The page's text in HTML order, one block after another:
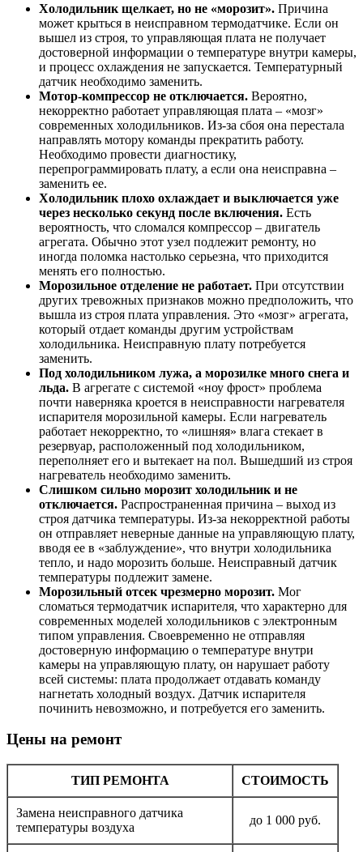
Холодильник щелкает, но не «морозит». Причина
может крыться в неисправном термодатчике. Если он
вышел из строя, то управляющая плата не получает
достоверной информации о температуре внутри камеры,
и процесс охлаждения не запускается. Температурный
датчик необходимо заменить.
Мотор-компрессор не отключается. Вероятно,
некорректно работает управляющая плата – «мозг»
современных холодильников. Из-за сбоя она перестала
направлять мотору команды прекратить работу.
Необходимо провести диагностику,
перепрограммировать плату, а если она неисправна –
заменить ее.
Холодильник плохо охлаждает и выключается уже
через несколько секунд после включения. Есть
вероятность, что сломался компрессор – двигатель
агрегата. Обычно этот узел подлежит ремонту, но
иногда поломка настолько серьезна, что приходится
менять его полностью.
Морозильное отделение не работает. При отсутствии
других тревожных признаков можно предположить, что
вышла из строя плата управления. Это «мозг» агрегата,
который отдает команды другим устройствам
холодильника. Неисправную плату потребуется
заменить.
Под холодильником лужа, а морозилке много снега и
льда. В агрегате с системой «ноу фрост» проблема
почти наверняка кроется в неисправности нагревателя
испарителя морозильной камеры. Если нагреватель
работает некорректно, то «лишняя» влага стекает в
резервуар, расположенный под холодильником,
переполняет его и вытекает на пол. Вышедший из строя
нагреватель необходимо заменить.
Слишком сильно морозит холодильник и не
отключается. Распространенная причина – выход из
строя датчика температуры. Из-за некорректной работы
он отправляет неверные данные на управляющую плату,
вводя ее в «заблуждение», что внутри холодильника
тепло, и надо морозить больше. Неисправный датчик
температуры подлежит замене.
Морозильный отсек чрезмерно морозит. Мог
сломаться термодатчик испарителя, что характерно для
современных моделей холодильников с электронным
типом управления. Своевременно не отправляя
достоверную информацию о температуре внутри
камеры на управляющую плату, он нарушает работу
всей системы: плата продолжает отдавать команду
нагнетать холодный воздух. Датчик испарителя
починить невозможно, и потребуется его заменить.
Цены на ремонт
ТИП РЕМОНТА СТОИМОСТЬ
Замена неисправного датчика
температуры воздуха
до 1 000 руб.